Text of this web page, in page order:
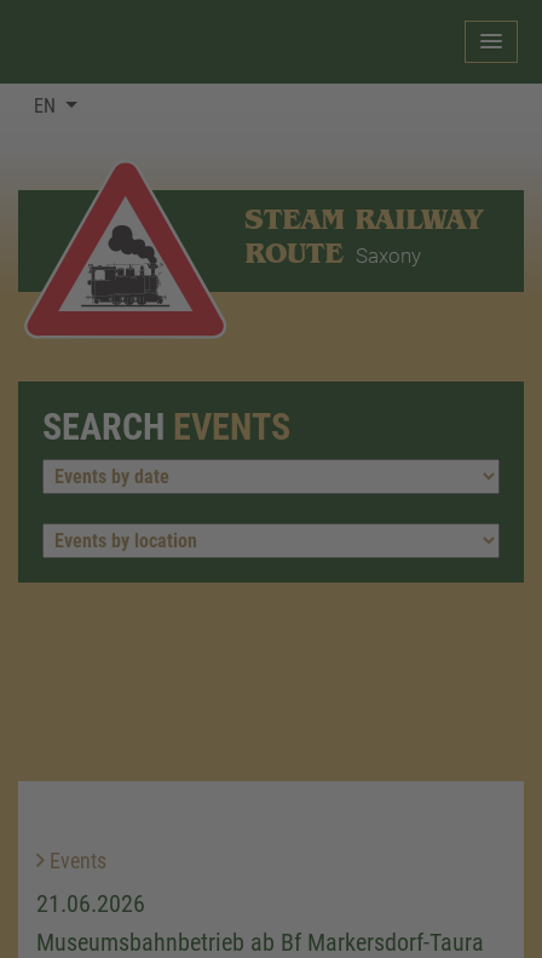
EN
STEAM RAILWAY
ROUTE Saxony
SEARCH EVENTS
Events
21.06.2026
Museumsbahnbetrieb ab Bf Markersdorf-Taura